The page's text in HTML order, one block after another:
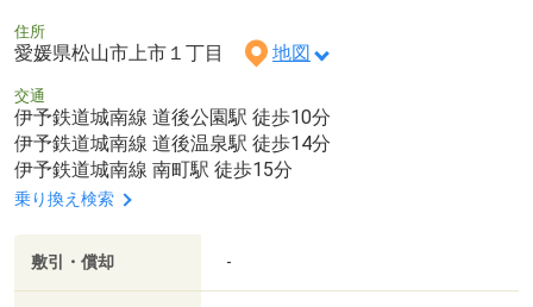
住所
愛媛県松山市上市１丁目 地図
交通
伊予鉄道城南線 道後公園駅 徒歩10分
伊予鉄道城南線 道後温泉駅 徒歩14分
伊予鉄道城南線 南町駅 徒歩15分
乗り換え検索
敷引・償却 -